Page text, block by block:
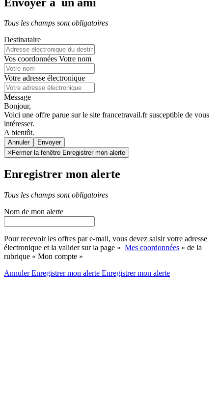
Tous les champs sont obligatoires
Destinataire
Vos coordonnées Votre nom
Votre adresse électronique
Message
Bonjour,
Voici une offre parue sur le site francetravail.fr susceptible de vous
intéresser.
A bientôt.
Annuler
× Fermer la fenêtre Enregistrer mon alerte
Enregistrer mon alerte
Tous les champs sont obligatoires
Nom de mon alerte
Pour recevoir les offres par e-mail, vous devez saisir votre adresse
électronique et la valider sur la page « Mes coordonnées » de la
rubrique « Mon compte »
AnnulerEnregistrer mon alerte Enregistrermon alerte